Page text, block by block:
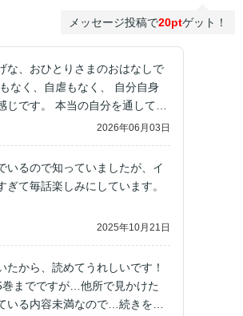
メッセージ投稿で20ptゲット！
な、おひとりさまのおはなしで
なく、自虐もなく、 自分自身
じです。 本当の自分を通して、
さを知ること。 心がのびのびし
2026年06月03日
いるので知っていましたが、イ
ぎて毎話楽しみにしています。
2025年10月21日
たから、読めてうれしいです！
巻までですが…他所で見かけた
いる内容未満なので…続きを早